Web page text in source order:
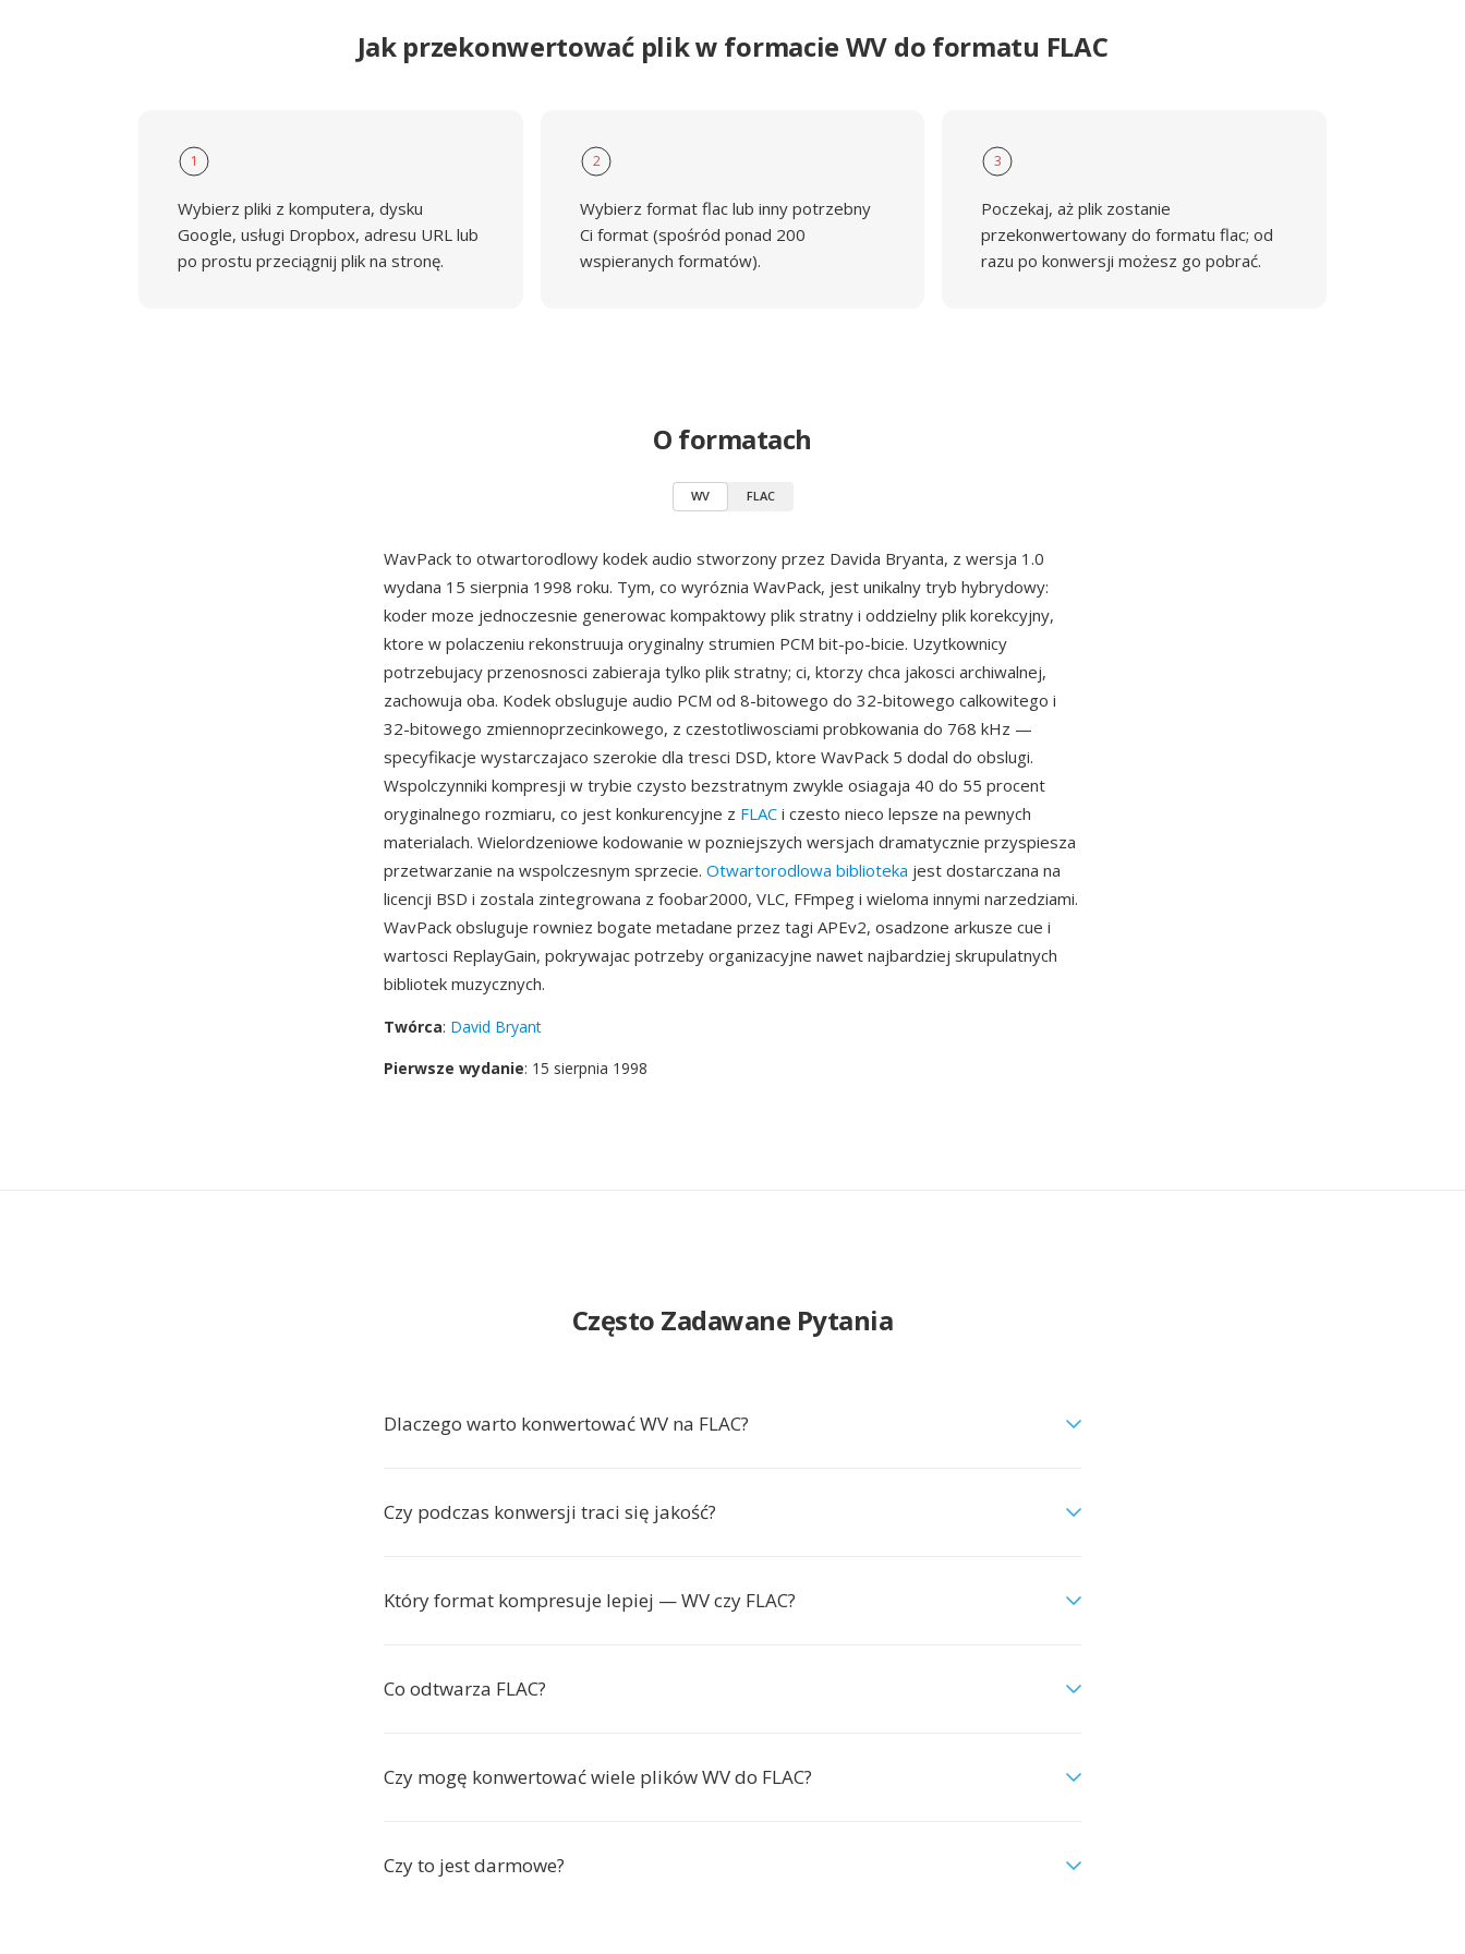
Jak przekonwertować plik w formacie WV do formatu FLAC
1
Wybierz pliki z komputera, dysku
Google, usługi Dropbox, adresu URL lub
po prostu przeciągnij plik na stronę.
2
Wybierz format flac lub inny potrzebny
Ci format (spośród ponad 200
wspieranych formatów).
3
Poczekaj, aż plik zostanie
przekonwertowany do formatu flac; od
razu po konwersji możesz go pobrać.
O formatach
WV FLAC
WavPack to otwartorodlowy kodek audio stworzony przez Davida Bryanta, z wersja 1.0
wydana 15 sierpnia 1998 roku. Tym, co wyróznia WavPack, jest unikalny tryb hybrydowy:
koder moze jednoczesnie generowac kompaktowy plik stratny i oddzielny plik korekcyjny,
ktore w polaczeniu rekonstruuja oryginalny strumien PCM bit-po-bicie. Uzytkownicy
potrzebujacy przenosnosci zabieraja tylko plik stratny; ci, ktorzy chca jakosci archiwalnej,
zachowuja oba. Kodek obsluguje audio PCM od 8-bitowego do 32-bitowego calkowitego i
32-bitowego zmiennoprzecinkowego, z czestotliwosciami probkowania do 768 kHz —
specyfikacje wystarczajaco szerokie dla tresci DSD, ktore WavPack 5 dodal do obslugi.
Wspolczynniki kompresji w trybie czysto bezstratnym zwykle osiagaja 40 do 55 procent
oryginalnego rozmiaru, co jest konkurencyjne z FLAC i czesto nieco lepsze na pewnych
materialach. Wielordzeniowe kodowanie w pozniejszych wersjach dramatycznie przyspiesza
przetwarzanie na wspolczesnym sprzecie. Otwartorodlowa biblioteka jest dostarczana na
licencji BSD i zostala zintegrowana z foobar2000, VLC, FFmpeg i wieloma innymi narzedziami.
WavPack obsluguje rowniez bogate metadane przez tagi APEv2, osadzone arkusze cue i
wartosci ReplayGain, pokrywajac potrzeby organizacyjne nawet najbardziej skrupulatnych
bibliotek muzycznych.
Twórca: David Bryant
Pierwsze wydanie: 15 sierpnia 1998
Często Zadawane Pytania
Dlaczego warto konwertować WV na FLAC?
Czy podczas konwersji traci się jakość?
Który format kompresuje lepiej — WV czy FLAC?
Co odtwarza FLAC?
Czy mogę konwertować wiele plików WV do FLAC?
Czy to jest darmowe?